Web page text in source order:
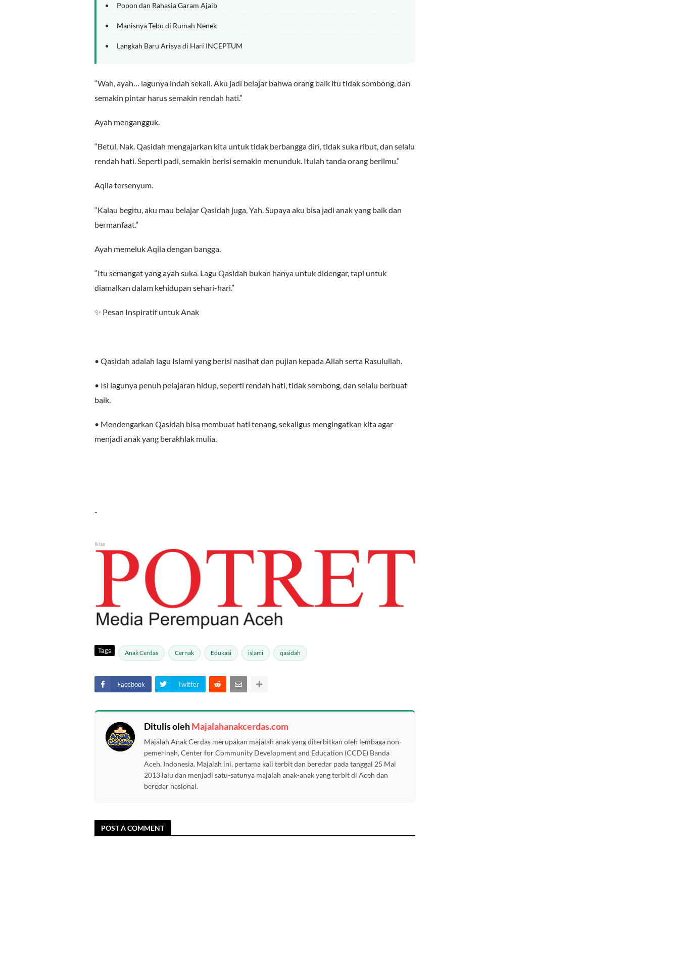
Popon dan Rahasia Garam Ajaib
Manisnya Tebu di Rumah Nenek
Langkah Baru Arisya di Hari INCEPTUM
“Wah, ayah… lagunya indah sekali. Aku jadi belajar bahwa orang baik itu tidak sombong, dan
semakin pintar harus semakin rendah hati.”
Ayah mengangguk.
“Betul, Nak. Qasidah mengajarkan kita untuk tidak berbangga diri, tidak suka ribut, dan selalu
rendah hati. Seperti padi, semakin berisi semakin menunduk. Itulah tanda orang berilmu.”
Aqila tersenyum.
“Kalau begitu, aku mau belajar Qasidah juga, Yah. Supaya aku bisa jadi anak yang baik dan
bermanfaat.”
Ayah memeluk Aqila dengan bangga.
“Itu semangat yang ayah suka. Lagu Qasidah bukan hanya untuk didengar, tapi untuk
diamalkan dalam kehidupan sehari-hari.”
✨ Pesan Inspiratif untuk Anak
• Qasidah adalah lagu Islami yang berisi nasihat dan pujian kepada Allah serta Rasulullah.
• Isi lagunya penuh pelajaran hidup, seperti rendah hati, tidak sombong, dan selalu berbuat
baik.
• Mendengarkan Qasidah bisa membuat hati tenang, sekaligus mengingatkan kita agar
menjadi anak yang berakhlak mulia.
-
Iklan
Tags Anak Cerdas Cernak Edukasi islami qasidah
Facebook Twitter
Ditulis olehMajalahanakcerdas.com
Majalah Anak Cerdas merupakan majalah anak yang diterbitkan oleh lembaga non-
pemerinah, Center for Community Development and Education (CCDE) Banda
Aceh, Indonesia. Majalah ini, pertama kali terbit dan beredar pada tanggal 25 Mai
2013 lalu dan menjadi satu-satunya majalah anak-anak yang terbit di Aceh dan
beredar nasional.
POST A COMMENT